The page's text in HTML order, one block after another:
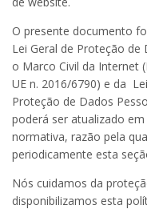
O presente documento
Lei Geral de Proteção de
o Marco Civil da Internet
UE n. 2016/6790) e da
Proteção de Dados
poderá ser atualizado
normativa, razão pela
periodicamente esta
Nós cuidamos da
disponibilizamos esta